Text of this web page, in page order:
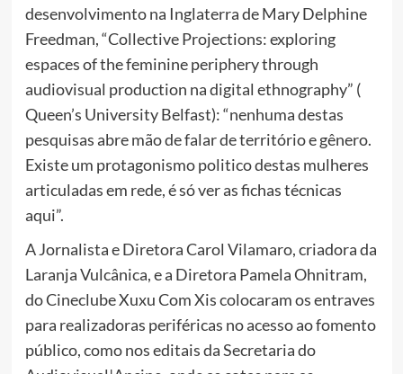
desenvolvimento na Inglaterra de Mary Delphine
Freedman, “Collective Projections: exploring
espaces of the feminine periphery through
audiovisual production na digital ethnography” (
Queen’s University Belfast): “nenhuma destas
pesquisas abre mão de falar de território e gênero.
Existe um protagonismo politico destas mulheres
articuladas em rede, é só ver as fichas técnicas
aqui”.
A Jornalista e Diretora Carol Vilamaro, criadora da
Laranja Vulcânica, e a Diretora Pamela Ohnitram,
do Cineclube Xuxu Com Xis colocaram os entraves
para realizadoras periféricas no acesso ao fomento
público, como nos editais da Secretaria do